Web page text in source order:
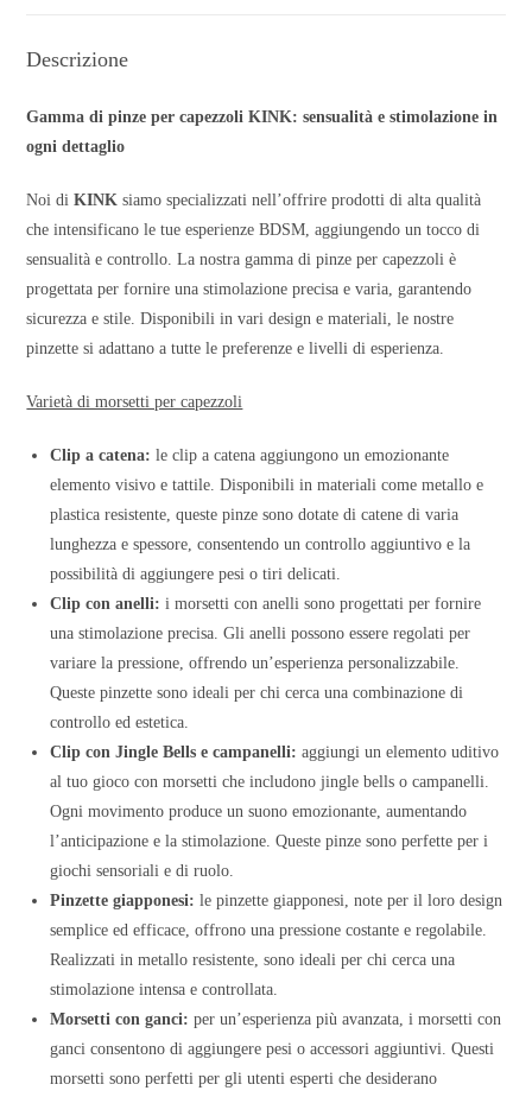
Descrizione
Gamma di pinze per capezzoli KINK: sensualità e stimolazione in
ogni dettaglio
Noi diKINK siamo specializzati nell’offrire prodotti di alta qualità
che intensificano le tue esperienze BDSM, aggiungendo un tocco di
sensualità e controllo. La nostra gamma di pinze per capezzoli è
progettata per fornire una stimolazione precisa e varia, garantendo
sicurezza e stile. Disponibili in vari design e materiali, le nostre
pinzette si adattano a tutte le preferenze e livelli di esperienza.
Varietà di morsetti per capezzoli
Clip a catena: le clip a catena aggiungono un emozionante
elemento visivo e tattile. Disponibili in materiali come metallo e
plastica resistente, queste pinze sono dotate di catene di varia
lunghezza e spessore, consentendo un controllo aggiuntivo e la
possibilità di aggiungere pesi o tiri delicati.
Clip con anelli: i morsetti con anelli sono progettati per fornire
una stimolazione precisa. Gli anelli possono essere regolati per
variare la pressione, offrendo un’esperienza personalizzabile.
Queste pinzette sono ideali per chi cerca una combinazione di
controllo ed estetica.
Clip con Jingle Bells e campanelli: aggiungi un elemento uditivo
al tuo gioco con morsetti che includono jingle bells o campanelli.
Ogni movimento produce un suono emozionante, aumentando
l’anticipazione e la stimolazione. Queste pinze sono perfette per i
giochi sensoriali e di ruolo.
Pinzette giapponesi: le pinzette giapponesi, note per il loro design
semplice ed efficace, offrono una pressione costante e regolabile.
Realizzati in metallo resistente, sono ideali per chi cerca una
stimolazione intensa e controllata.
Morsetti con ganci: per un’esperienza più avanzata, i morsetti con
ganci consentono di aggiungere pesi o accessori aggiuntivi. Questi
morsetti sono perfetti per gli utenti esperti che desiderano